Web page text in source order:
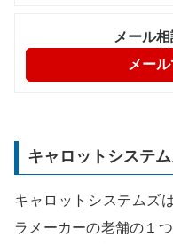
メール
メー
キャロットシステ
キャロットシステムズ
ラメーカーの老舗の１